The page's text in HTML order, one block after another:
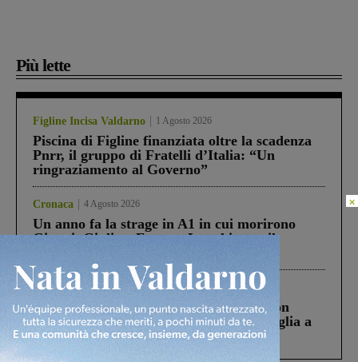
Più lette
Figline Incisa Valdarno 1 Agosto 2026
Piscina di Figline finanziata oltre la scadenza
Pnrr, il gruppo di Fratelli d’Italia: “Un
ringraziamento al Governo”
Cronaca 4 Agosto 2026
Un anno fa la strage in A1 in cui morirono
Gianni, Giulia e Franco. Lo schianto, il
processo, lo stop ai sorpassi fra tir....
Cronaca 3 Agosto 2026
Scomparso da una struttura di Castiglion
Fiorentino l’uomo che aveva ucciso la figlia a
Levane nel 2020
×